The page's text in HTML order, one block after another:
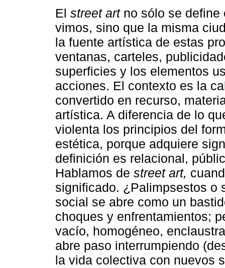
El street artno sólo se define
vimos, sino que la misma
la fuente artística de estas
ventanas, carteles,
superficies y los elementos
acciones. El contexto es la
convertido en recurso,
artística. A diferencia de lo
violenta los principios del
estética, porque adquiere
definición es relacional,
Hablamos de street art,
significado. ¿Palimpsestos o
social se abre como un
choques y enfrentamientos;
vacío, homogéneo,
abre paso interrumpiendo
la vida colectiva con nuevos